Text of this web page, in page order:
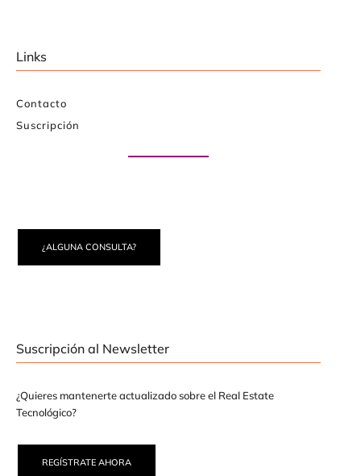
Links
Contacto
Suscripción
¿ALGUNA CONSULTA?
Suscripción al Newsletter
¿Quieres mantenerte actualizado sobre el Real Estate
Tecnológico?
REGÍSTRATE AHORA